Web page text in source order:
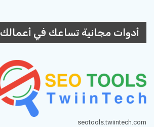
أدوات مجانية تساعك في أعمالك
seotools.twiintech.com